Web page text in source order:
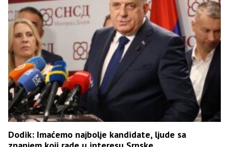
Dodik: Imaćemo najbolje kandidate, ljude sa